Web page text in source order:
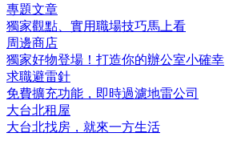
專題文章
獨家觀點、實用職場技巧馬上看
周邊商店
獨家好物登場！打造你的辦公室小確幸
求職避雷針
免費擴充功能，即時過濾地雷公司
大台北租屋
大台北找房，就來一方生活